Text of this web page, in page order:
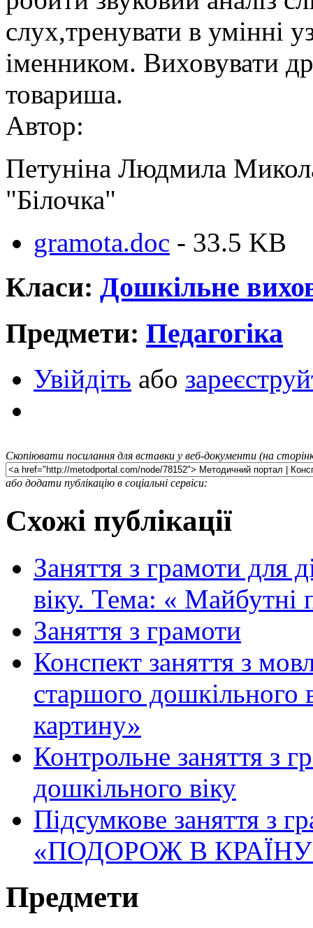
слух,тренувати в умінні
іменником. Виховувати
товариша.
Автор:
Петуніна Людмила
"Білочка"
gramota.doc - 33.5 KB
Класи: Дошкільне
Предмети: Педагогіка
Увійдіть або
Скопіювати посилання для вставки у веб-документи (на
або додати публікацію в соціальні сервіси:
Схожі публікації
Заняття з грамоти для
віку. Тема: « Майбутні
Заняття з грамоти
Конспект заняття з
старшого
картину»
Контрольне заняття з
дошкільного віку
Підсумкове заняття з
«ПОДОРОЖ В
Предмети